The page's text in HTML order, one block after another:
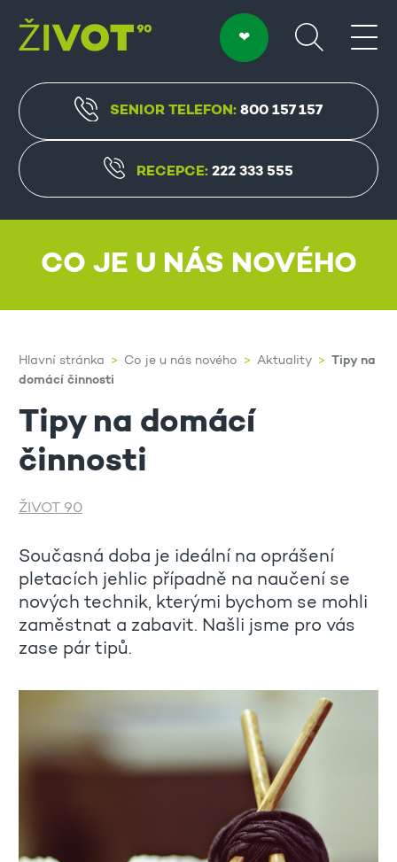
SENIOR TELEFON:800 157 157
RECEPCE:222 333 555
CO JE U NÁS NOVÉHO
Hlavní stránka Co je u nás nového Aktuality
Tipy na
domácí činnosti
Tipy na domácí
činnosti
ŽIVOT 90
Současná doba je ideální na oprášení
pletacích jehlic případně na naučení se
nových technik, kterými bychom se mohli
zaměstnat a zabavit. Našli jsme pro vás
zase pár tipů.